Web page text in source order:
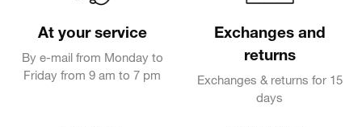
At your service
By e-mail from Monday to
Friday from 9 am to 7 pm
Exchanges and
returns
Exchanges & returns for 15
days